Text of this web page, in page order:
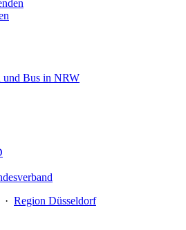
und Bus in NRW
· Region Düsseldorf